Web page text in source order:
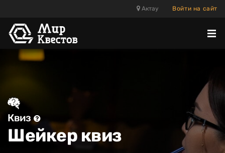
Актау Войти на сайт
Квиз
Шейкер квиз